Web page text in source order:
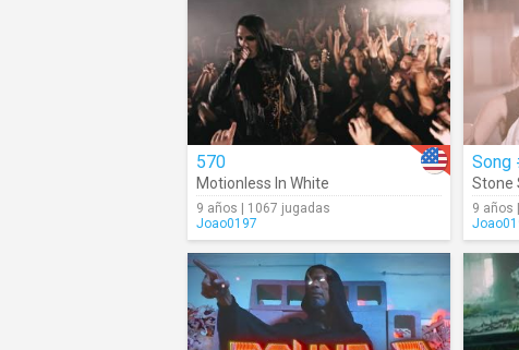
570
Motionless In White
9 años | 1067 jugadas
Joao0197
Song
Stone
9 años